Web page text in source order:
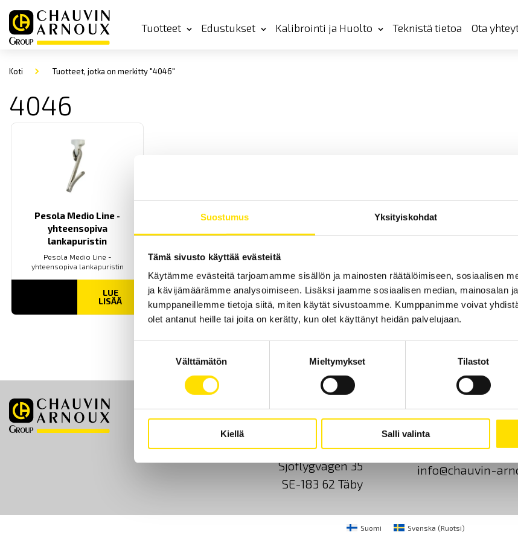
Suostumus Yksityiskohdat
Tämä sivusto käyttää evästeitä
Käytämme evästeitä tarjoamamme sisällön ja mainosten räätälöimiseen, sosiaalisen
ja kävijämäärämme analysoimiseen. Lisäksi jaamme sosiaalisen median, mainosalan
kumppaneillemme tietoja siitä, miten käytät sivustoamme. Kumppanimme voivat
olet antanut heille tai joita on kerätty, kun olet käyttänyt heidän palvelujaan.
Välttämätön Mieltymykset Tilastot
Kiellä Salli valinta
Tuotteet Edustukset Kalibrointi ja Huolto Teknistä tietoa Ota
Koti Tuotteet, jotka on merkitty "4046"
4046
Pesola Medio Line -
yhteensopiva
lankapuristin
Pesola Medio Line -
yhteensopiva lankapuristin
LUE
LISÄÄ
Etusivu Ota yhteyttä Tietoa meistä
CA Mätsystem AB
Sjöflygvägen 35
SE-183 62 Täby
+46 8 50 52 68 00
info@chauvin-
Suomi Svenska (Ruotsi)